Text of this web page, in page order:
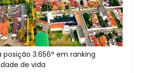
3.656ª em ranking
de vida